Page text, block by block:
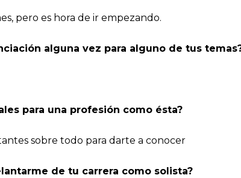
pero es hora de ir empezando.
alguna vez para alguno de tus
para una profesión como ésta?
sobre todo para darte a conocer
de tu carrera como solista?